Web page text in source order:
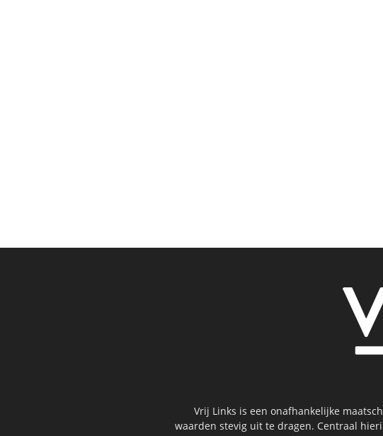
Vrij Links is een onafhankelijke
waarden stevig uit te dragen. Centraal